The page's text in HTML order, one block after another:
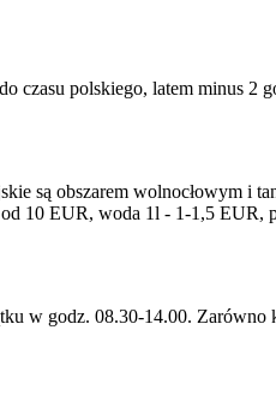
czasu polskiego, latem minus 2
są obszarem wolnocłowym i
10 EUR, woda 1l - 1-1,5
w godz. 08.30-14.00.